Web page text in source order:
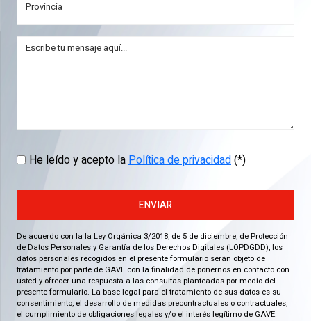
He leído y acepto laPolítica de privacidad(*)
ENVIAR
De acuerdo con la la Ley Orgánica 3/2018, de 5 de diciembre, de Protección
de Datos Personales y Garantía de los Derechos Digitales (LOPDGDD), los
datos personales recogidos en el presente formulario serán objeto de
tratamiento por parte de GAVE con la finalidad de ponernos en contacto con
usted y ofrecer una respuesta a las consultas planteadas por medio del
presente formulario. La base legal para el tratamiento de sus datos es su
consentimiento, el desarrollo de medidas precontractuales o contractuales,
el cumplimiento de obligaciones legales y/o el interés legítimo de GAVE.